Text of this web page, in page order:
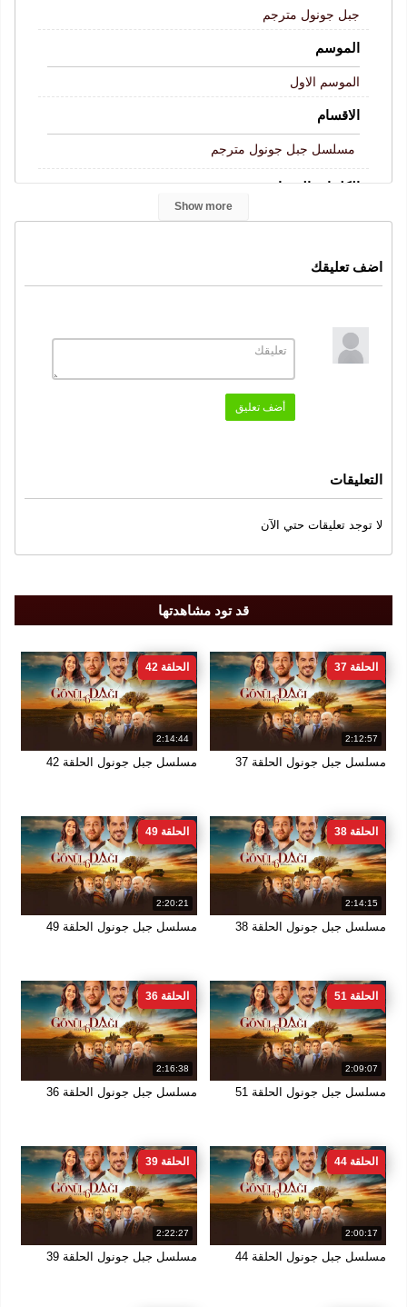
جبل جونول مترجم
الموسم
الموسم الاول
الاقسام
مسلسل جبل جونول مترجم
الكلمات المفتاحية
Gönül Dağı
, جبل جونول الحلقة 217
,
جبل جونول حلقة 217
النوع
كوميدي عائلي, رومانسي
علي دوشينكالكار
سنة الإنتاج
2020
الجودة
Show more
اضف تعليقك
أضف تعليق
التعليقات
لا توجد تعليقات حتي الآن
قد تود مشاهدتها
2:12:57
الحلقة 37
مسلسل جبل جونول الحلقة 37
2:14:44
الحلقة 42
مسلسل جبل جونول الحلقة 42
2:14:15
الحلقة 38
مسلسل جبل جونول الحلقة 38
2:20:21
الحلقة 49
مسلسل جبل جونول الحلقة 49
2:09:07
الحلقة 51
مسلسل جبل جونول الحلقة 51
2:16:38
الحلقة 36
مسلسل جبل جونول الحلقة 36
2:00:17
الحلقة 44
مسلسل جبل جونول الحلقة 44
2:22:27
الحلقة 39
مسلسل جبل جونول الحلقة 39